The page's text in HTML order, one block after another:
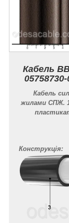
Кабель
Кабель
жилами СПЖ.
Конструкція: